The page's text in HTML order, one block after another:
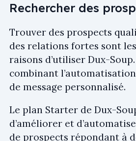
Rechercher des
Trouver des prospects
des relations fortes sont
raisons d’utiliser Dux-
combinant
de message personnalisé.
Le plan Starter de Dux-
d’améliorer et
de prospects répondant à